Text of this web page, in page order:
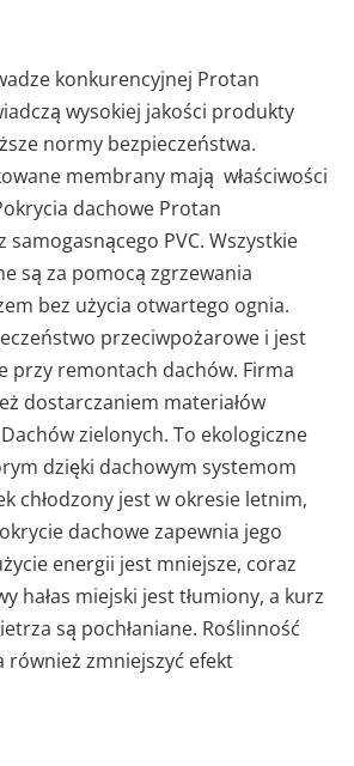
konkurencyjnej Protan
wysokiej jakości produkty
normy bezpieczeństwa.
membrany mają właściwości
dachowe Protan
PVC. Wszystkie
są za pomocą zgrzewania
bez użycia otwartego ognia.
przeciwpożarowe i jest
przy remontach dachów. Firma
dostarczaniem materiałów
zielonych. To ekologiczne
dzięki dachowym systemom
chłodzony jest w okresie letnim,
dachowe zapewnia jego
energii jest mniejsze, coraz
hałas miejski jest tłumiony, a kurz
są pochłaniane. Roślinność
również zmniejszyć efekt